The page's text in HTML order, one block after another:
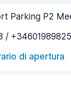
Parking P2
/ +34601989825
di apertura